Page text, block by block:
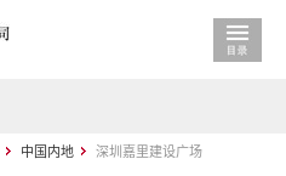
中国内地 深圳嘉里建设广场